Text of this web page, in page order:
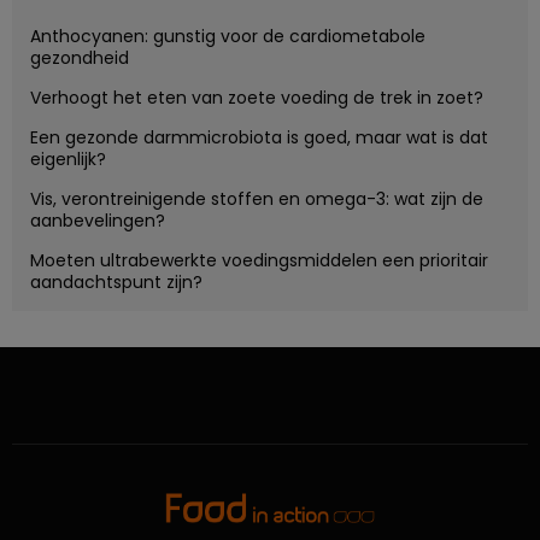
Anthocyanen: gunstig voor de cardiometabole
gezondheid
Verhoogt het eten van zoete voeding de trek in zoet?
Een gezonde darmmicrobiota is goed, maar wat is dat
eigenlijk?
Vis, verontreinigende stoffen en omega-3: wat zijn de
aanbevelingen?
Moeten ultrabewerkte voedingsmiddelen een prioritair
aandachtspunt zijn?